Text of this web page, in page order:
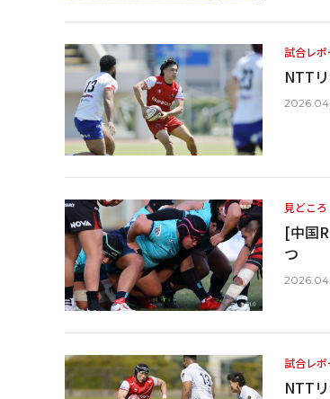
試合レポ
NTT
見どころ
[中国
つ
試合レポ
NTT